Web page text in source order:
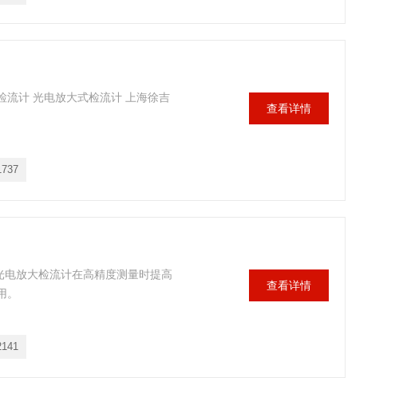
流计 光电放大式检流计 上海徐吉
查看详情
放大检流计在高精度测量时提高
查看详情